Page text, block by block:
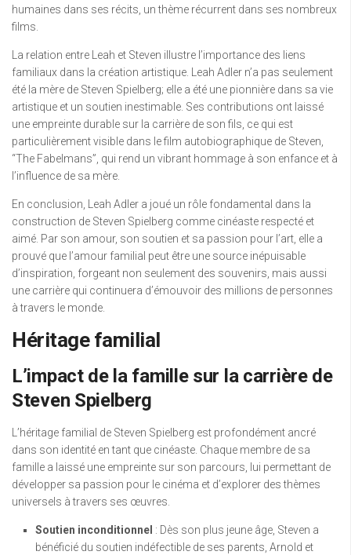
humaines dans ses récits, un thème récurrent dans ses nombreux
films.
La relation entre Leah et Steven illustre l’importance des liens
familiaux dans la création artistique. Leah Adler n’a pas seulement
été la mère de Steven Spielberg; elle a été une pionnière dans sa vie
artistique et un soutien inestimable. Ses contributions ont laissé
une empreinte durable sur la carrière de son fils, ce qui est
particulièrement visible dans le film autobiographique de Steven,
“The Fabelmans”, qui rend un vibrant hommage à son enfance et à
l’influence de sa mère.
En conclusion, Leah Adler a joué un rôle fondamental dans la
construction de Steven Spielberg comme cinéaste respecté et
aimé. Par son amour, son soutien et sa passion pour l’art, elle a
prouvé que l’amour familial peut être une source inépuisable
d’inspiration, forgeant non seulement des souvenirs, mais aussi
une carrière qui continuera d’émouvoir des millions de personnes
à travers le monde.
Héritage familial
L’impact de la famille sur la carrière de
Steven Spielberg
L’héritage familial de Steven Spielberg est profondément ancré
dans son identité en tant que cinéaste. Chaque membre de sa
famille a laissé une empreinte sur son parcours, lui permettant de
développer sa passion pour le cinéma et d’explorer des thèmes
universels à travers ses œuvres.
Soutien inconditionnel : Dès son plus jeune âge, Steven a
bénéficié du soutien indéfectible de ses parents, Arnold et